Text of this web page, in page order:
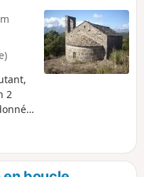
2
en